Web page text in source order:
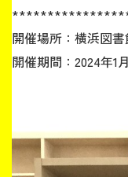
開催場所：横浜図
開催期間：2024年1